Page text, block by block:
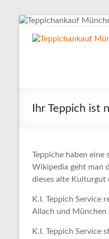
Zum
springen
Ihr Teppich ist
Teppiche haben
Wikipedia geht man
dieses alte Kulturgut
K.I. Teppich Service
Allach und München
K.I. Teppich Service